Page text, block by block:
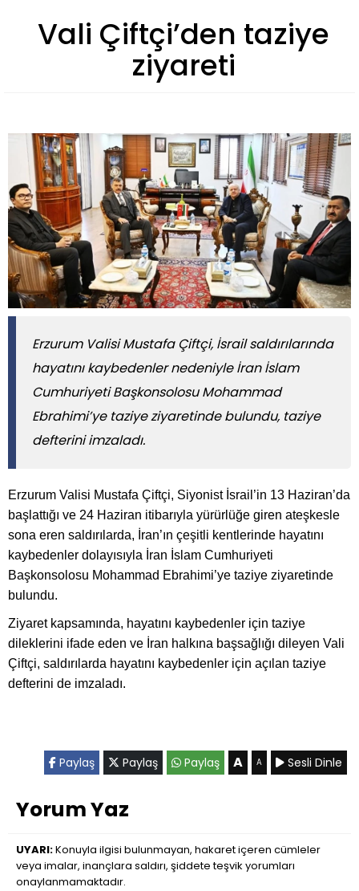
Vali Çiftçi’den taziye
ziyareti
Erzurum Valisi Mustafa Çiftçi, İsrail saldırılarında
hayatını kaybedenler nedeniyle İran İslam
Cumhuriyeti Başkonsolosu Mohammad
Ebrahimi’ye taziye ziyaretinde bulundu, taziye
defterini imzaladı.
Erzurum Valisi Mustafa Çiftçi, Siyonist İsrail’in 13 Haziran’da
başlattığı ve 24 Haziran itibarıyla yürürlüğe giren ateşkesle
sona eren saldırılarda, İran’ın çeşitli kentlerinde hayatını
kaybedenler dolayısıyla İran İslam Cumhuriyeti
Başkonsolosu Mohammad Ebrahimi’ye taziye ziyaretinde
bulundu.
Ziyaret kapsamında, hayatını kaybedenler için taziye
dileklerini ifade eden ve İran halkına başsağlığı dileyen Vali
Çiftçi, saldırılarda hayatını kaybedenler için açılan taziye
defterini de imzaladı.
Paylaş Paylaş Paylaş A A Sesli Dinle
Yorum Yaz
UYARI:Konuyla ilgisi bulunmayan, hakaret içeren cümleler
veya imalar, inançlara saldırı, şiddete teşvik yorumları
onaylanmamaktadır.